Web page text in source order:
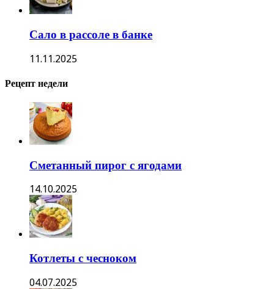
Сало в рассоле в банке
11.11.2025
Рецепт недели
Сметанный пирог с ягодами
14.10.2025
Котлеты с чесноком
04.07.2025